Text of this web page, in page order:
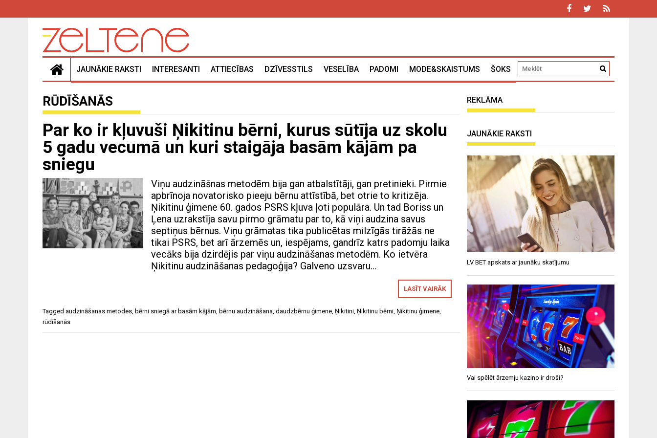
JAUNĀKIE RAKSTI INTERESANTI ATTIECĪBAS DZĪVESSTILS VESELĪBA PADOMI MODE&SKAISTUMS ŠOKS
RŪDĪŠANĀS
Par ko ir kļuvuši Ņikitinu bērni, kurus sūtīja uz skolu
5 gadu vecumā un kuri staigāja basām kājām pa
sniegu
Viņu audzināšnas metodēm bija gan atbalstītāji, gan pretinieki. Pirmie
apbrīnoja novatorisko pieeju bērnu attīstībā, bet otrie to kritizēja.
Ņikitinu ģimene 60. gados PSRS kļuva ļoti populāra. Un tad Boriss un
Ļena uzrakstīja savu pirmo grāmatu par to, kā viņi audzina savus
septiņus bērnus. Viņu grāmatas tika publicētas milzīgās tirāžās ne
tikai PSRS, bet arī ārzemēs un, iespējams, gandrīz katrs padomju laika
vecāks bija dzirdējis par viņu audzināšanas metodēm. Ko ietvēra
Ņikitinu audzināšanas pedagoģija? Galveno uzsvaru…
LASĪT VAIRĀK
Tagged audzināšanas metodes, bērni sniegā ar basām kājām, bērnu audzināšana, daudzbērnu ģimene, Ņikitini, Ņikitinu bērni, Ņikitinu ģimene,
rūdīšanās
REKLĀMA
JAUNĀKIE RAKSTI
LV BET apskats ar jaunāku skatījumu
Vai spēlēt ārzemju kazino ir droši?